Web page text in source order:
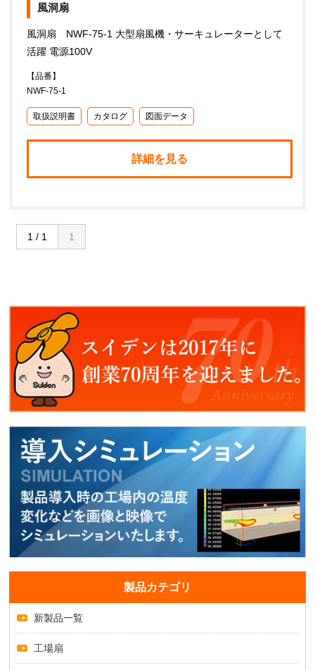
風洞扇
風洞扇 NWF-75-1 大型扇風機・サーキュレーターとして
活躍 電源100V
【品番】
NWF-75-1
取扱説明書 カタログ 図面データ
詳細を見る
1 / 1 1
製品カテゴリ
新製品一覧
工場扇